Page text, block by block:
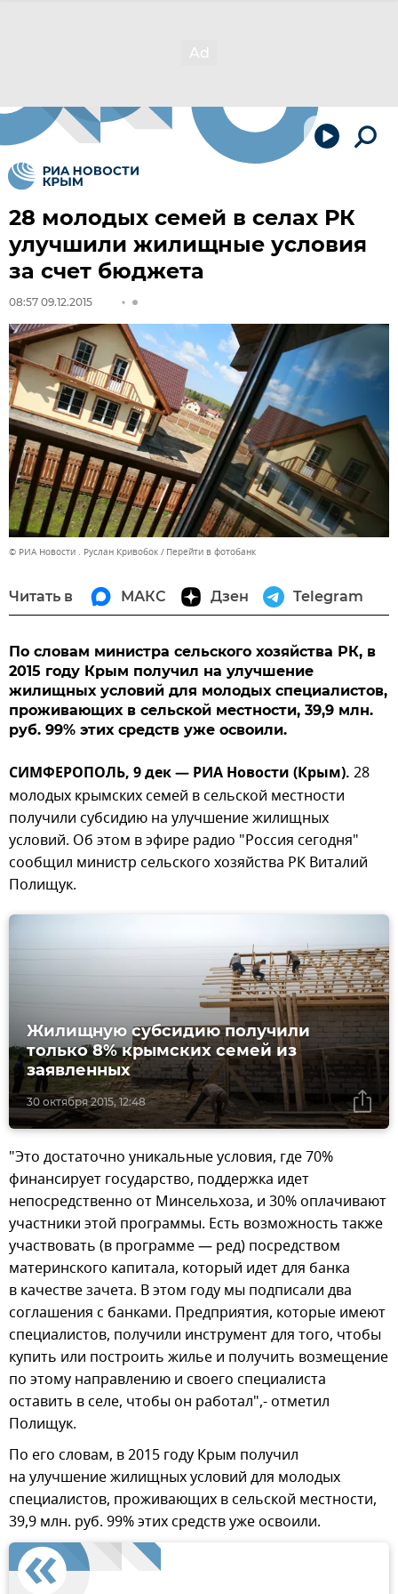
28 молодых семей в селах РК
улучшили жилищные условия
за счет бюджета
08:57 09.12.2015
© РИА Новости . Руслан Кривобок Перейти в фотобанк
Читать в МАКС Дзен Telegram
По словам министра сельского хозяйства РК, в
2015 году Крым получил на улучшение
жилищных условий для молодых специалистов,
проживающих в сельской местности, 39,9 млн.
руб. 99% этих средств уже освоили.
СИМФЕРОПОЛЬ, 9 дек — РИА Новости (Крым). 28
молодых крымских семей в сельской местности
получили субсидию на улучшение жилищных
условий. Об этом в эфире радио "Россия сегодня"
сообщил министр сельского хозяйства РК Виталий
Полищук.
30 октября 2015, 12:48
Жилищную субсидию получили
только 8% крымских семей из
заявленных
"Это достаточно уникальные условия, где 70%
финансирует государство, поддержка идет
непосредственно от Минсельхоза, и 30% оплачивают
участники этой программы. Есть возможность также
участвовать (в программе — ред) посредством
материнского капитала, который идет для банка
в качестве зачета. В этом году мы подписали два
соглашения с банками. Предприятия, которые имеют
специалистов, получили инструмент для того, чтобы
купить или построить жилье и получить возмещение
по этому направлению и своего специалиста
оставить в селе, чтобы он работал",- отметил
Полищук.
По его словам, в 2015 году Крым получил
на улучшение жилищных условий для молодых
специалистов, проживающих в сельской местности,
39,9 млн. руб. 99% этих средств уже освоили.